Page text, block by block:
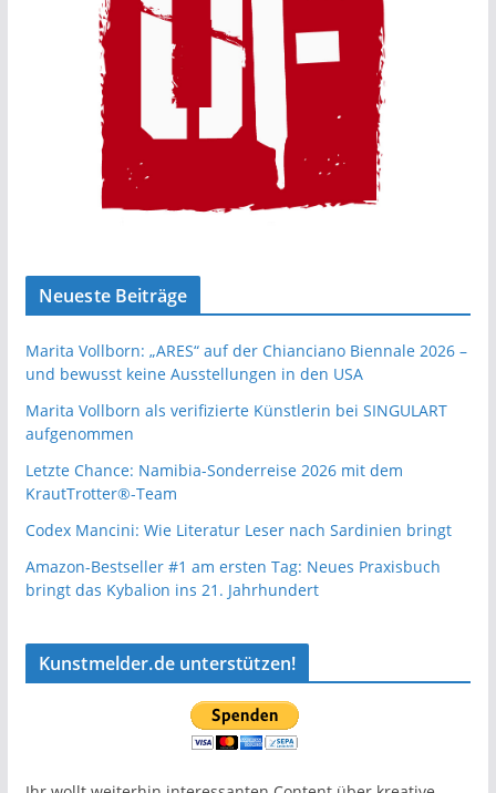
Neueste Beiträge
Marita Vollborn: „ARES“ auf der Chianciano Biennale 2026 –
und bewusst keine Ausstellungen in den USA
Marita Vollborn als verifizierte Künstlerin bei SINGULART
aufgenommen
Letzte Chance: Namibia-Sonderreise 2026 mit dem
KrautTrotter®-Team
Codex Mancini: Wie Literatur Leser nach Sardinien bringt
Amazon-Bestseller #1 am ersten Tag: Neues Praxisbuch
bringt das Kybalion ins 21. Jahrhundert
Kunstmelder.de unterstützen!